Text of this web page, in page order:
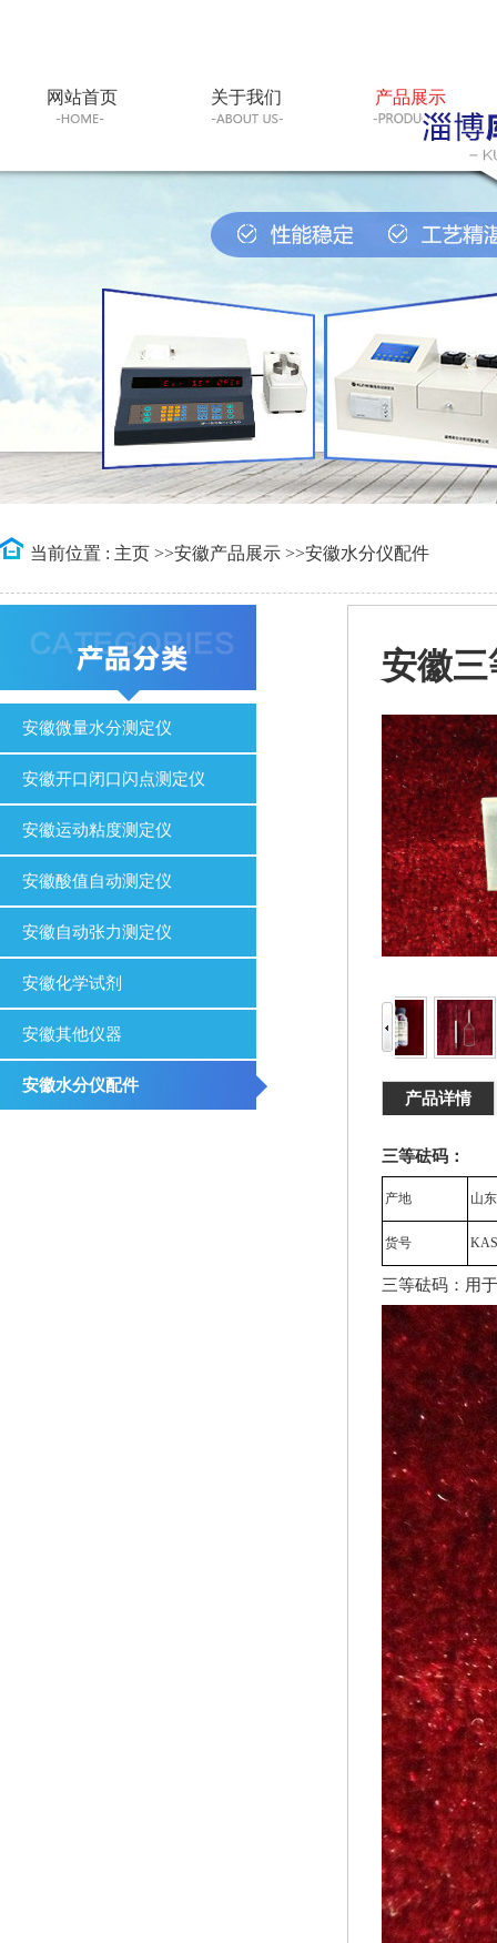
网站首页 关于我们 产品展示
当前位置 : 主页 >>安徽产品展示 >>安徽水分仪配件
安徽微量水分测定仪
安徽开口闭口闪点测定仪
安徽运动粘度测定仪
安徽酸值自动测定仪
安徽自动张力测定仪
安徽化学试剂
安徽其他仪器
安徽水分仪配件
安徽
产品详情
三等砝码：
产地 山东
货号
三等砝码：用